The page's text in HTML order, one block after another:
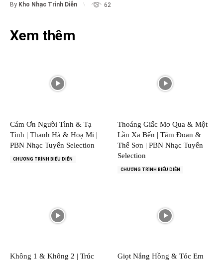
By Kho Nhạc Trình Diễn 62
Xem thêm
Cám Ơn Người Tình & Tạ
Tình | Thanh Hà & Hoạ Mi |
PBN Nhạc Tuyển Selection
CHƯƠNG TRÌNH BIỂU DIỄN
Thoáng Giấc Mơ Qua & Một
Lần Xa Bến | Tâm Đoan &
Thế Sơn | PBN Nhạc Tuyển
Selection
CHƯƠNG TRÌNH BIỂU DIỄN
Không 1 & Không 2 | Trúc
Giọt Nắng Hồng & Tóc Em